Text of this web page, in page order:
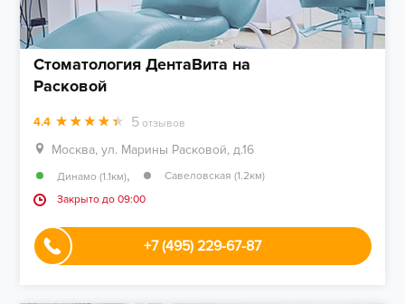
Стоматология ДентаВита на
Расковой
4.4 5 отзывов
Москва, ул. Марины Расковой, д.16
Динамо (1.1км),
Савеловская (1.2км)
Закрыто до 09:00
+7 (495) 229-67-87